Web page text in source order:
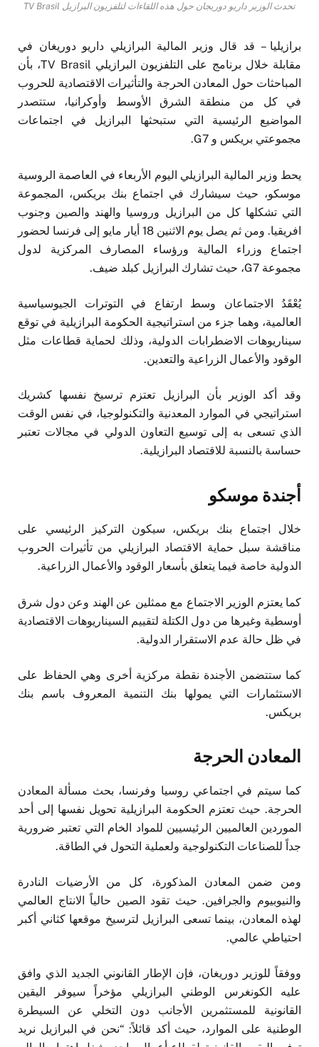
تحدث الوزير داريو دوريجان حول هذه اللقاءات لتلفزيون البرازيل TV Brasil
برازيليا – قد قال وزير المالية البرازيلي داريو دوريغان في
مقابلة خلال برنامج على التلفزيون البرازيلي TV Brasil، بأن
المباحثات حول المعادن الحرجة والتأثيرات الاقتصادية للحروب
في كل من منطقة الشرق الأوسط وأوكرانيا، ستتصدر
المواضيع الرئيسية التي ستبحثها البرازيل في اجتماعات
مجموعتي بريكس و G7.
يحط وزير المالية البرازيلي اليوم الأربعاء في العاصمة الروسية
موسكو، حيث سيشارك في اجتماع بنك بريكس، المجموعة
التي تشكلها كل من البرازيل وروسيا والهند والصين وجنوب
افريقيا. ومن ثم يصل يوم الاثنين 18 أيار مايو إلى فرنسا لحضور
اجتماع وزراء المالية ورؤساء المصارف المركزية لدول
مجموعة G7، حيث تشارك البرازيل كبلد ضيف.
يُعْقَدُ الاجتماعان وسط ارتفاع في التوترات الجيوسياسية
العالمية، وهما جزء من استراتيجية الحكومة البرازيلية في توقع
سيناريوهات الاضطرابات الدولية، وذلك لحماية قطاعات مثل
الوقود والأعمال الزراعية والتعدين.
وقد أكد الوزير بأن البرازيل تعتزم ترسيخ نفسها كشريك
استراتيجي في الموارد المعدنية والتكنولوجيا، في نفس الوقت
الذي تسعى به إلى توسيع التعاون الدولي في مجالات تعتبر
حساسة بالنسبة للاقتصاد البرازيلية.
أجندة موسكو
خلال اجتماع بنك بريكس، سيكون التركيز الرئيسي على
مناقشة سبل حماية الاقتصاد البرازيلي من تأثيرات الحروب
الدولية خاصة فيما يتعلق بأسعار الوقود والأعمال الزراعية.
كما يعتزم الوزير الاجتماع مع ممثلين عن الهند وعن دول شرق
أوسطية وغيرها من دول الكتلة لتقييم السيناريوهات الاقتصادية
في ظل حالة عدم الاستقرار الدولية.
كما ستتضمن الأجندة نقطة مركزية أخرى وهي الحفاظ على
الاستثمارات التي يمولها بنك التنمية المعروف باسم بنك
بريكس.
المعادن الحرجة
كما سيتم في اجتماعي روسيا وفرنسا، بحث مسألة المعادن
الحرجة. حيث تعتزم الحكومة البرازيلية تحويل نفسها إلى أحد
الموردين العالميين الرئيسيين للمواد الخام التي تعتبر ضرورية
جداً للصناعات التكنولوجية ولعملية التحول في الطاقة.
ومن ضمن المعادن المذكورة، كل من الأرضيات النادرة
والنيوبيوم والجرافين. حيث تقود الصين حالياً الانتاج العالمي
لهذه المعادن، بينما تسعى البرازيل لترسيخ موقعها كثاني أكبر
احتياطي عالمي.
ووفقاً للوزير دوريغان، فإن الإطار القانوني الجديد الذي وافق
عليه الكونغرس الوطني البرازيلي مؤخراً سيوفر اليقين
القانونية للمستثمرين الأجانب دون التخلي عن السيطرة
الوطنية على الموارد، حيث أكد قائلاً: “نحن في البرازيل نريد